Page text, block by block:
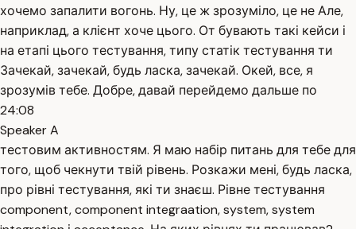
хочемо запалити вогонь. Ну, це ж зрозуміло, це не Але,
наприклад, а клієнт хоче цього. От бувають такі кейси і
на етапі цього тестування, типу статік тестування ти
Зачекай, зачекай, будь ласка, зачекай. Окей, все, я
зрозумів тебе. Добре, давай перейдемо дальше по
24:08
Speaker A
тестовим активностям. Я маю набір питань для тебе для
того, щоб чекнути твій рівень. Розкажи мені, будь ласка,
про рівні тестування, які ти знаєш. Рівне тестування
component, component integraation, system, system